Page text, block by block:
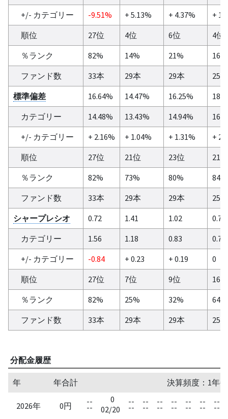
+/- カテゴリー
-9.51% + 5.13% + 4.37%
+
順位
27位 4位 6位
4位
％ランク
82% 14% 21%
16%
ファンド数
33本 29本 29本
25本
標準偏差
16.64% 14.47% 16.25%
カテゴリー
14.48% 13.43% 14.94%
+/- カテゴリー
+ 2.16% + 1.04% + 1.31%
+
順位
27位 21位 23位
21位
％ランク
82% 73% 80%
84%
ファンド数
33本 29本 29本
25本
シャープレシオ
0.72 1.41 1.02
0.7
カテゴリー
1.56 1.18 0.83
0.7
+/- カテゴリー
-0.84 + 0.23 + 0.19
0
順位
27位 7位 9位
16位
％ランク
82% 25% 32%
64%
ファンド数
33本 29本 29本 25本
分配金履歴
年 年合計 決算頻度：1年
2026年 0円 --
--
0
02/20
--
--
--
--
--
--
--
--
--
--
--
--
--
--